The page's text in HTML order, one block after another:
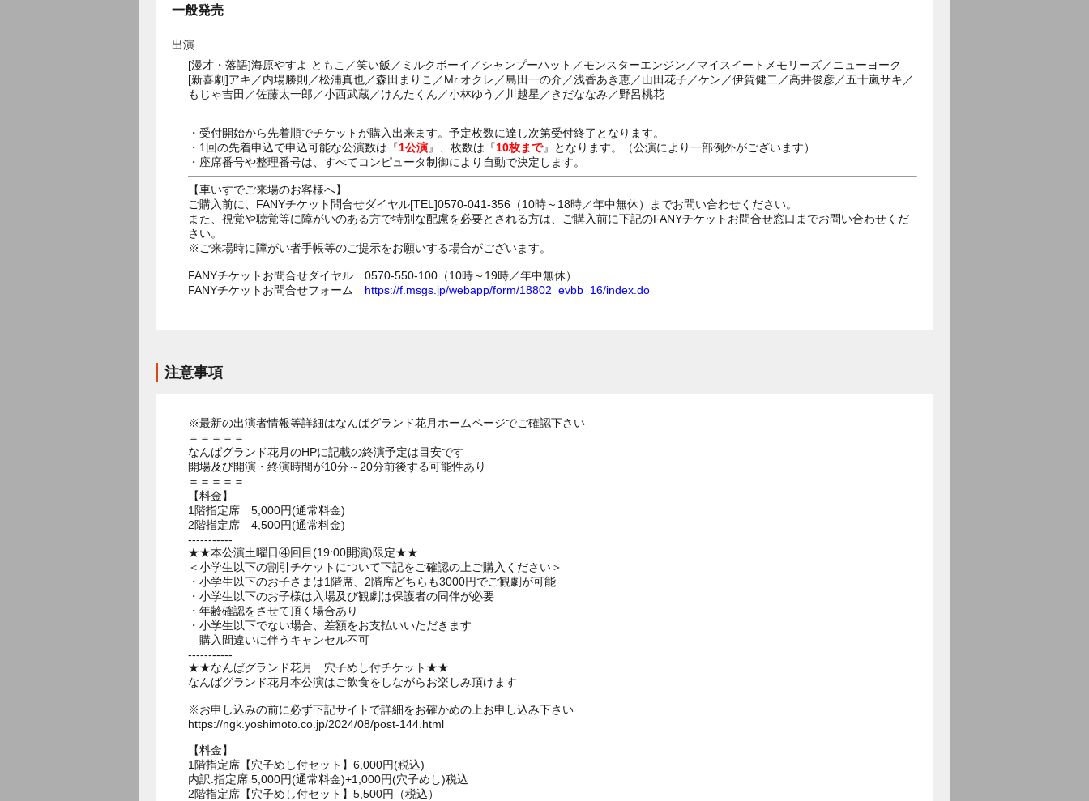
一般発売
出演
[漫才・落語]海原やすよ ともこ／笑い飯／ミルクボーイ／シャンプーハット／モンスターエンジン／マイスイートメモリーズ／ニューヨーク
[新喜劇]アキ／内場勝則／松浦真也／森田まりこ／Mr.オクレ／島田一の介／浅香あき恵／山田花子／ケン／伊賀健二／高井俊彦／五十嵐サキ／
もじゃ吉田／佐藤太一郎／小西武蔵／けんたくん／小林ゆう／川越星／きだななみ／野呂桃花
・受付開始から先着順でチケットが購入出来ます。予定枚数に達し次第受付終了となります。
・1回の先着申込で申込可能な公演数は『1公演』、枚数は『10枚まで』となります。（公演により一部例外がございます）
・座席番号や整理番号は、すべてコンピュータ制御により自動で決定します。
【車いすでご来場のお客様へ】
ご購入前に、FANYチケット問合せダイヤル[TEL]0570-041-356（10時～18時／年中無休）までお問い合わせください。
また、視覚や聴覚等に障がいのある方で特別な配慮を必要とされる方は、ご購入前に下記のFANYチケットお問合せ窓口までお問い合わせくだ
さい。
※ご来場時に障がい者手帳等のご提示をお願いする場合がございます。
FANYチケットお問合せダイヤル 0570-550-100（10時～19時／年中無休）
FANYチケットお問合せフォーム https://f.msgs.jp/webapp/form/18802_evbb_16/index.do
注意事項
※最新の出演者情報等詳細はなんばグランド花月ホームページでご確認下さい
＝＝＝＝＝
なんばグランド花月のHPに記載の終演予定は目安です
開場及び開演・終演時間が10分～20分前後する可能性あり
＝＝＝＝＝
【料金】
1階指定席 5,000円(通常料金)
2階指定席 4,500円(通常料金)
-----------
★★本公演土曜日④回目(19:00開演)限定★★
＜小学生以下の割引チケットについて下記をご確認の上ご購入ください＞
・小学生以下のお子さまは1階席、2階席どちらも3000円でご観劇が可能
・小学生以下のお子様は入場及び観劇は保護者の同伴が必要
・年齢確認をさせて頂く場合あり
・小学生以下でない場合、差額をお支払いいただきます
購入間違いに伴うキャンセル不可
-----------
★★なんばグランド花月 穴子めし付チケット★★
なんばグランド花月本公演はご飲食をしながらお楽しみ頂けます
※お申し込みの前に必ず下記サイトで詳細をお確かめの上お申し込み下さい
https://ngk.yoshimoto.co.jp/2024/08/post-144.html
【料金】
1階指定席【穴子めし付セット】6,000円(税込)
内訳:指定席 5,000円(通常料金)+1,000円(穴子めし)税込
2階指定席【穴子めし付セット】5,500円（税込）